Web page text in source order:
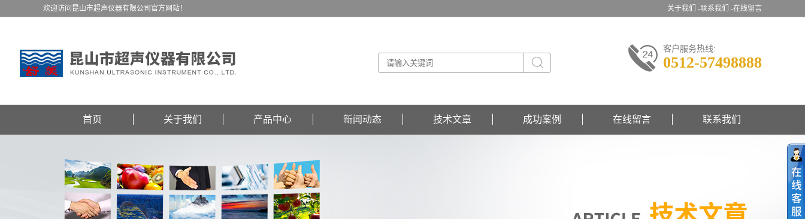
关于我们 -联系我们 -在线留言
欢迎访问昆山市超声仪器有限公司官方网站！
客户服务热线:
0512-57498888
首页 关于我们 产品中心 新闻动态 技术文章 成功案例 在线留言 联系我们